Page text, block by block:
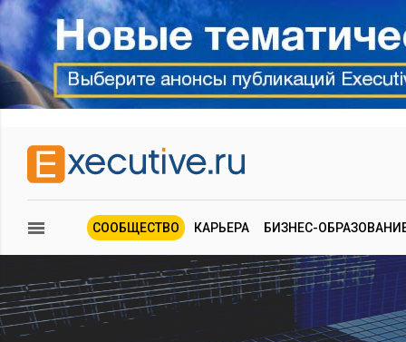
СООБЩЕСТВО КАРЬЕРА БИЗНЕС-